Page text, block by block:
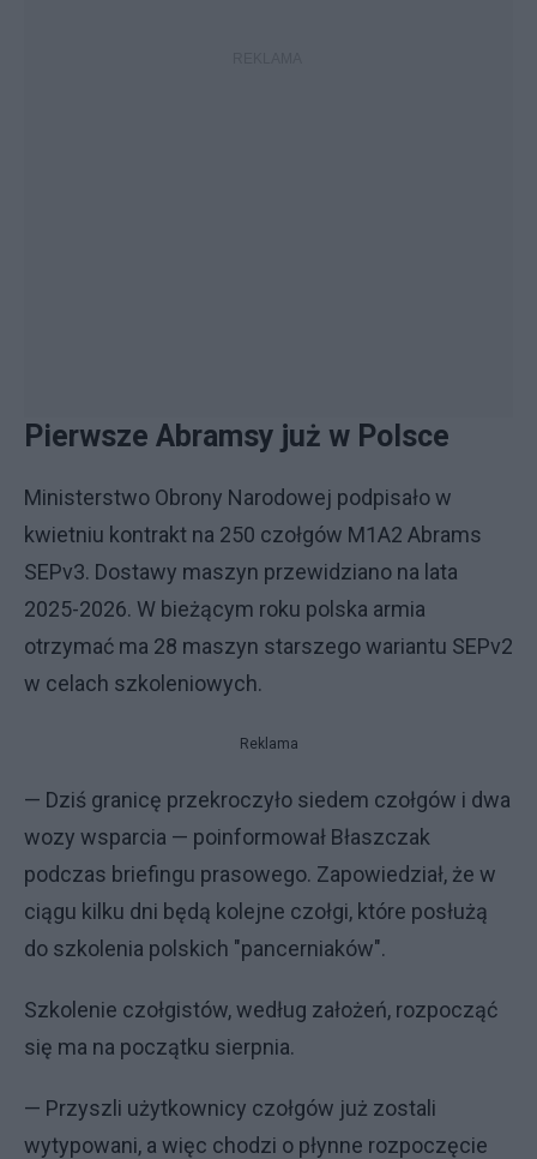
Pierwsze Abramsy już w Polsce
Ministerstwo Obrony Narodowej podpisało w
kwietniu kontrakt na 250 czołgów M1A2 Abrams
SEPv3. Dostawy maszyn przewidziano na lata
2025-2026. W bieżącym roku polska armia
otrzymać ma 28 maszyn starszego wariantu SEPv2
w celach szkoleniowych.
Reklama
— Dziś granicę przekroczyło siedem czołgów i dwa
wozy wsparcia — poinformował Błaszczak
podczas briefingu prasowego. Zapowiedział, że w
ciągu kilku dni będą kolejne czołgi, które posłużą
do szkolenia polskich "pancerniaków".
Szkolenie czołgistów, według założeń, rozpocząć
się ma na początku sierpnia.
— Przyszli użytkownicy czołgów już zostali
wytypowani, a więc chodzi o płynne rozpoczęcie